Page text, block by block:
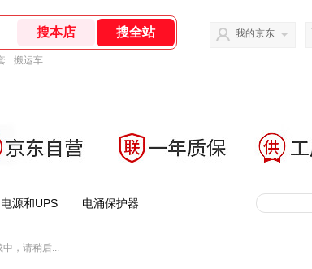
搬运车
我的京东
电源和UPS 电涌保护器
中，请稍后...